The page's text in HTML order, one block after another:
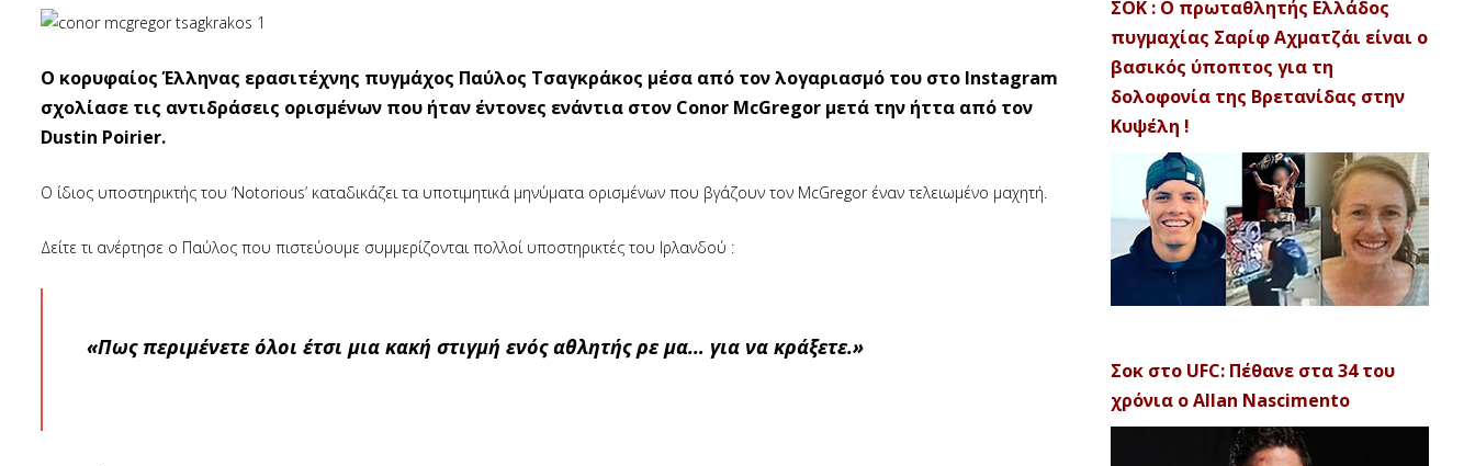
Ο κορυφαίος Έλληνας ερασιτέχνης πυγμάχος Παύλος Τσαγκράκος μέσα από τον λογαριασμό του στο Instagram
σχολίασε τις αντιδράσεις ορισμένων που ήταν έντονες ενάντια στον Conor McGregor μετά την ήττα από τον
Dustin Poirier.
O ίδιος υποστηρικτής του ‘Notorious’ καταδικάζει τα υποτιμητικά μηνύματα ορισμένων που βγάζουν τον McGregor έναν τελειωμένο μαχητή.
Δείτε τι ανέρτησε ο Παύλος που πιστεύουμε συμμερίζονται πολλοί υποστηρικτές του Ιρλανδού :
«Πως περιμένετε όλοι έτσι μια κακή στιγμή ενός αθλητής ρε μα… για να κράξετε.»
ΣΟΚ : Ο πρωταθλητής Ελλάδος
πυγμαχίας Σαρίφ Αχματζάι είναι ο
βασικός ύποπτος για τη
δολοφονία της Βρετανίδας στην
Κυψέλη !
Σοκ στο UFC: Πέθανε στα 34 του
χρόνια ο Allan Nascimento